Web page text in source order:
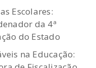
Escolares:
da 4ª
do Estado
na Educação: